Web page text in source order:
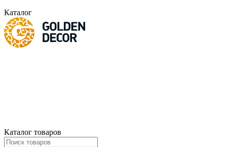
Каталог
Каталог товаров